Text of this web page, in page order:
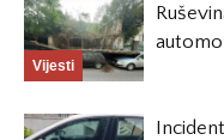
Vijesti